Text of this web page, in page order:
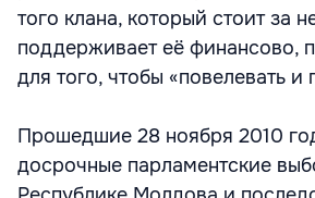
того клана, который стоит за
поддерживает её финансово,
для того, чтобы «повелевать и
Прошедшие 28 ноября 2010
досрочные парламентские